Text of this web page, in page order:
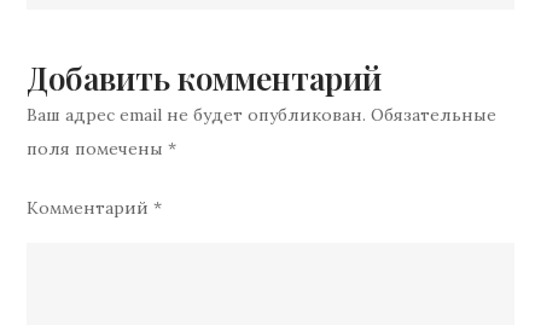
записям
Добавить комментарий
Ваш адрес email не будет опубликован. Обязательные
поля помечены*
Комментарий*